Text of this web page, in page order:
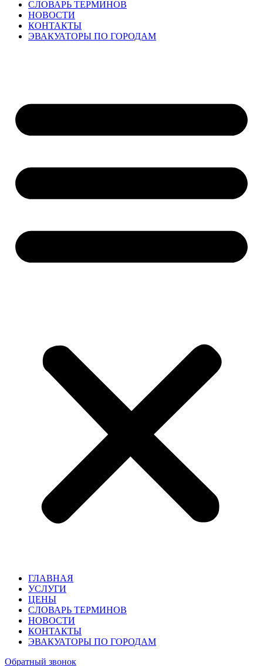
СЛОВАРЬ ТЕРМИНОВ
НОВОСТИ
КОНТАКТЫ
ЭВАКУАТОРЫ ПО ГОРОДАМ
ГЛАВНАЯ
УСЛУГИ
ЦЕНЫ
СЛОВАРЬ ТЕРМИНОВ
НОВОСТИ
КОНТАКТЫ
ЭВАКУАТОРЫ ПО ГОРОДАМ
Обратный звонок